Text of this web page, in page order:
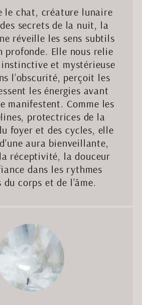
le chat, créature lunaire
secrets de la nuit, la
réveille les sens subtils
profonde. Elle nous relie
et mystérieuse
l’obscurité, perçoit les
les énergies avant
manifestent. Comme les
protectrices de la
foyer et des cycles, elle
aura bienveillante,
réceptivité, la douceur
dans les rythmes
corps et de l’âme.